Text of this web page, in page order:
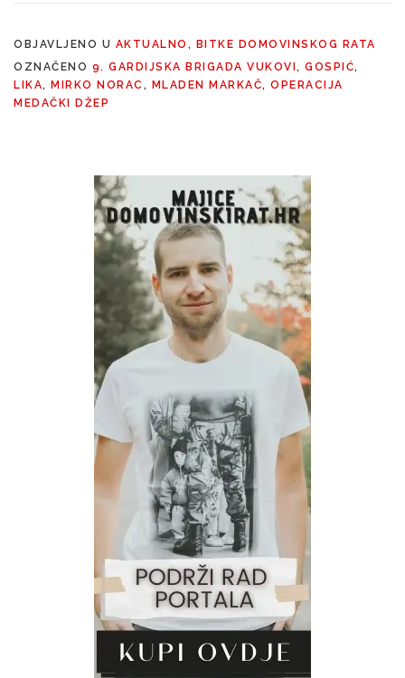
OBJAVLJENO U AKTUALNO , BITKE DOMOVINSKOG RATA
OZNAČENO 9. GARDIJSKA BRIGADA VUKOVI, GOSPIĆ,
LIKA, MIRKO NORAC , MLADEN MARKAČ, OPERACIJA
MEDAČKI DŽEP